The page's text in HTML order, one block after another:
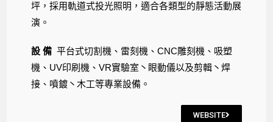
坪，採用軌道式投光照明，適合各類型的靜態活動展
演。
設 備平台式切割機、雷刻機、CNC雕刻機、吸塑
機、UV印刷機、VR實驗室丶眼動儀以及剪輯丶焊
接、噴鍍丶木工等專業設備。
WEBSITE